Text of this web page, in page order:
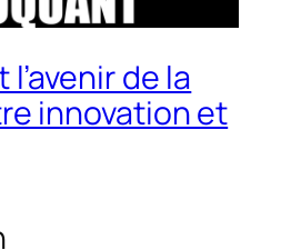
de la
innovation et